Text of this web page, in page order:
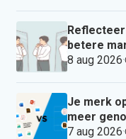
betere
8 aug 2026·
Je merk
meer
7 aug 2026·